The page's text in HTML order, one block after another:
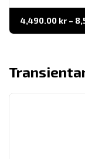
4,490.00 kr –